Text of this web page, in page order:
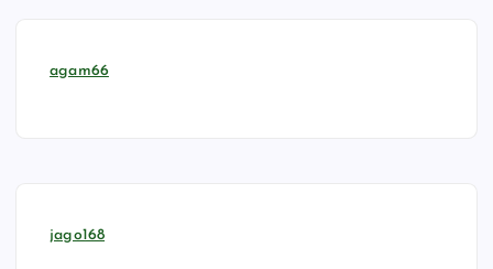
agam66
jago168